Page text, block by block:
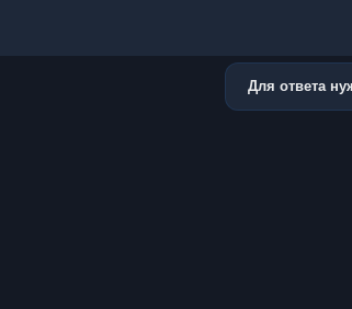
Для ответа